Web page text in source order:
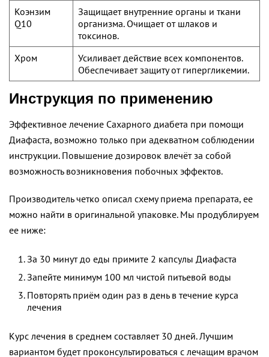
Коэнзим
Q10
Защищает внутренние органы и ткани
организма. Очищает от шлаков и
токсинов.
Хром
Усиливает действие всех компонентов.
Обеспечивает защиту от гипергликемии.
Инструкция по применению
Эффективное лечение Сахарного диабета при помощи
Диафаста, возможно только при адекватном соблюдении
инструкции. Повышение дозировок влечёт за собой
возможность возникновения побочных эффектов.
Производитель четко описал схему приема препарата, ее
можно найти в оригинальной упаковке. Мы продублируем
ее ниже:
За 30 минут до еды примите 2 капсулы Диафаста
Запейте минимум 100 мл чистой питьевой воды
Повторять приём один раз в день в течение курса
лечения
Курс лечения в среднем составляет 30 дней. Лучшим
вариантом будет проконсультироваться с лечащим врачом